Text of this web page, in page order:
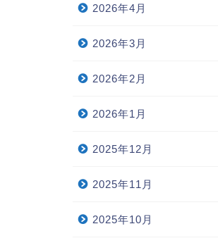
2026年4月
2026年3月
2026年2月
2026年1月
2025年12月
2025年11月
2025年10月